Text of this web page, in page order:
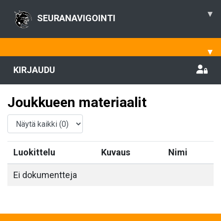
SEURANAVIGOINTI ▾
▾
KIRJAUDU
Joukkueen materiaalit
Luokittelu Kuvaus Nimi
Ei dokumentteja